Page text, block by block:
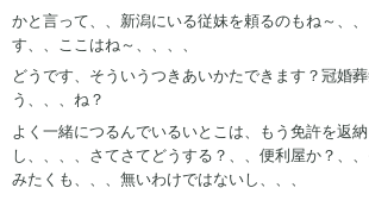
かと言って、、新潟にいる従妹を頼るのもね～、
す、、ここはね～、、、、
どうです、そういうつきあいかたできます？冠婚
う、、、ね？
よく一緒につるんでいるいとこは、もう免許を返
し、、、、さてさてどうする？、、便利屋か？、
みたくも、、、無いわけではないし、、、